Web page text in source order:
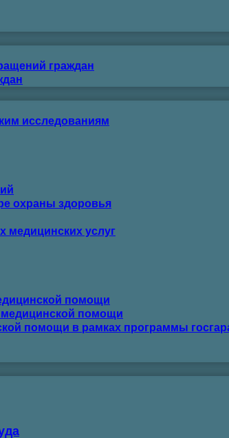
граждан
исследованиям
охраны здоровья
медицинских услуг
помощи
медицинской помощи
помощи в рамках программы